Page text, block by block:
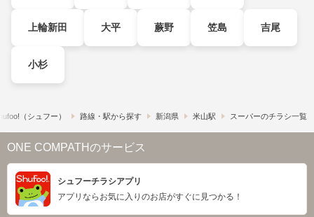
上輪新田 大平 蕨野 笠島 吉尾
小杉
（シュフー） 路線・駅から探す 新潟県 米山駅 スーパーのチラシ一覧
ONE COMPATHのサービス
シュフーチラシアプリ
アプリならお気に入りのお店がすぐに見つかる！